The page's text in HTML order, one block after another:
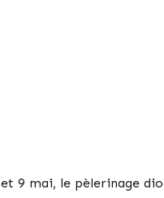
9 mai, le pèlerinage